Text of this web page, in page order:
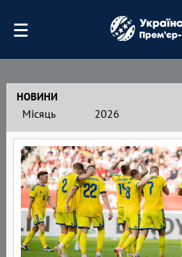
НОВИНИ
Місяць 2026